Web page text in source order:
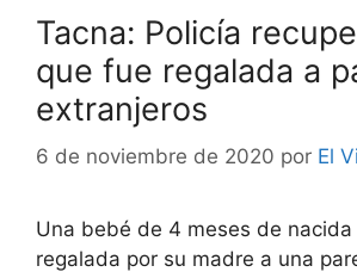
Tacna: Policía
que fue regalada a
extranjeros
6 de noviembre de 2020 por El
Una bebé de 4 meses de nacida
regalada por su madre a una